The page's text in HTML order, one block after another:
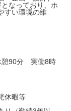
なっており、ホ
すい環境の維
憩90分 実働8時
休暇等